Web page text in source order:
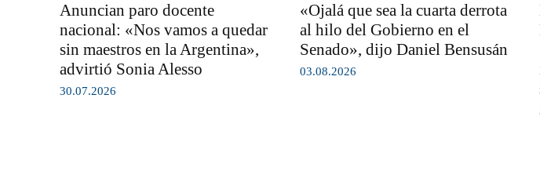
Anuncian paro docente
nacional: «Nos vamos a quedar
sin maestros en la Argentina»,
advirtió Sonia Alesso
30.07.2026
«Ojalá que sea la cuarta derrota
al hilo del Gobierno en el
Senado», dijo Daniel Bensusán
03.08.2026